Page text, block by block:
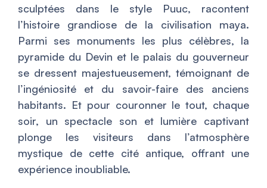
sculptées dans le style Puuc, racontent
l’histoire grandiose de la civilisation maya.
Parmi ses monuments les plus célèbres, la
pyramide du Devin et le palais du gouverneur
se dressent majestueusement, témoignant de
l’ingéniosité et du savoir-faire des anciens
habitants. Et pour couronner le tout, chaque
soir, un spectacle son et lumière captivant
plonge les visiteurs dans l’atmosphère
mystique de cette cité antique, offrant une
expérience inoubliable.